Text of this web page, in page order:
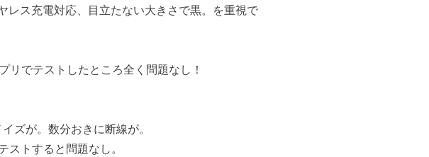
ス充電対応、目立たない大きさで黒。を重視で
でテストしたところ全く問題なし！
ズが。数分おきに断線が。
トすると問題なし。